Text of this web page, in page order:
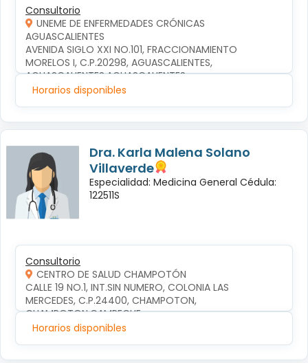
Consultorio
UNEME DE ENFERMEDADES CRÓNICAS
AGUASCALIENTES
AVENIDA SIGLO XXI NO.101, FRACCIONAMIENTO
MORELOS I, C.P.20298, AGUASCALIENTES,
AGUASCALIENTES,AGUASCALIENTES
Horarios disponibles
Dra. Karla Malena Solano
Villaverde
Especialidad: Medicina General Cédula:
122511S
Consultorio
CENTRO DE SALUD CHAMPOTÓN
CALLE 19 NO.1, INT.SIN NUMERO, COLONIA LAS
MERCEDES, C.P.24400, CHAMPOTON,
CHAMPOTON,CAMPECHE
Horarios disponibles